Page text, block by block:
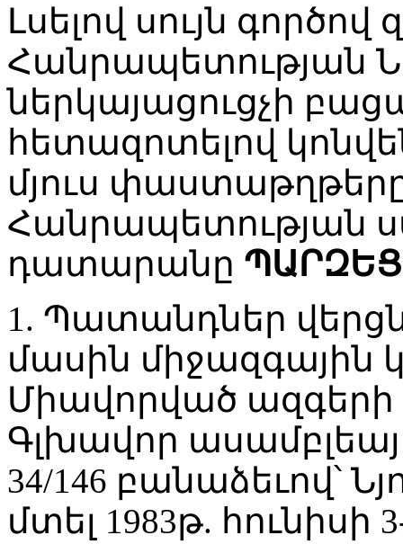
Լսելով սույն
Հանրապետության
ներկայացուցչի
հետազոտելով
մյուս
Հանրապետության
դատարանը ՊԱՐԶԵՑ
1. Պատանդներ
մասին միջազգային
Միավորված
Գլխավոր
34/146 բանաձեւով՝
մտել 1983թ. հունիսի